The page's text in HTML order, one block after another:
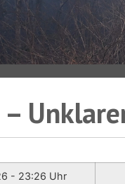
- 23:26 Uhr